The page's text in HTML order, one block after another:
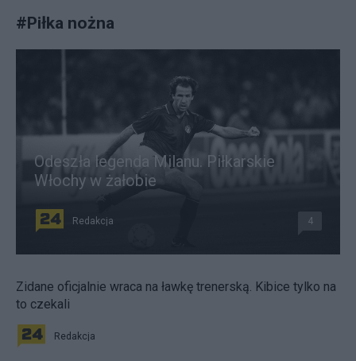
#Piłka nożna
Odeszła legenda Milanu. Piłkarskie
Włochy w żałobie
Redakcja 4
Zidane oficjalnie wraca na ławkę trenerską. Kibice tylko na
to czekali
Redakcja